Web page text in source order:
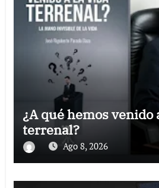
¿A qué hemos venido
terrenal?
Ago 8, 2026